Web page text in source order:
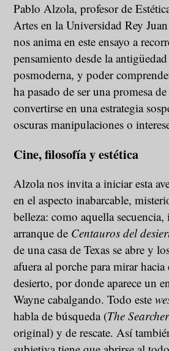
Pablo Alzola, profesor de
Artes en la Universidad Rey
nos anima en este ensayo a
pensamiento desde la
posmoderna, y poder
ha pasado de ser una promesa
convertirse en una estrategia
oscuras manipulaciones o
Cine, filosofía y estética
Alzola nos invita a iniciar esta
en el aspecto inabarcable,
belleza: como aquella
arranque de Centauros del
de una casa de Texas se abre y
afuera al porche para mirar
desierto, por donde aparece un
Wayne cabalgando. Todo este
habla de búsqueda (The
original) y de rescate. Así